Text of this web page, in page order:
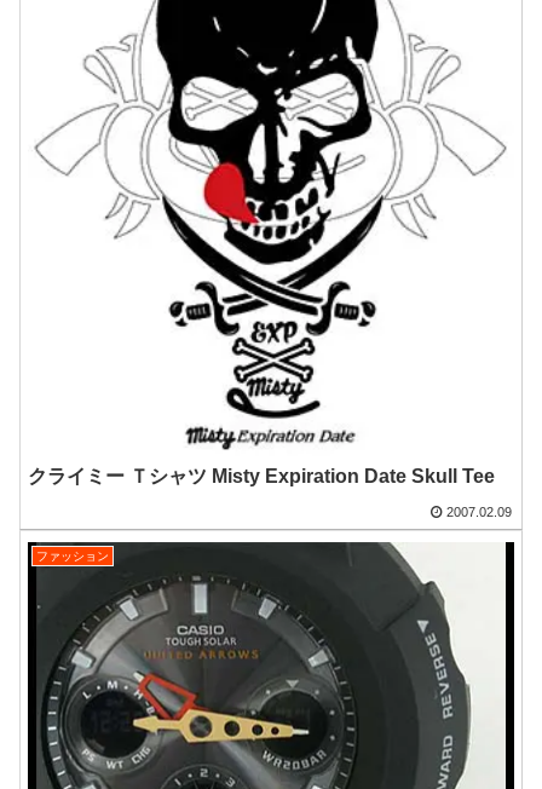
クライミー Ｔシャツ Misty Expiration Date Skull Tee
2007.02.09
ファッション